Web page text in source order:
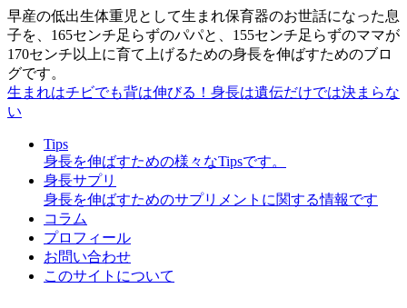
早産の低出生体重児として生まれ保育器のお世話になった息
子を、165センチ足らずのパパと、155センチ足らずのママが
170センチ以上に育て上げるための身長を伸ばすためのブロ
グです。
生まれはチビでも背は伸びる！身長は遺伝だけでは決まらな
い
Tips
身長を伸ばすための様々なTipsです。
身長サプリ
身長を伸ばすためのサプリメントに関する情報です
コラム
プロフィール
お問い合わせ
このサイトについて